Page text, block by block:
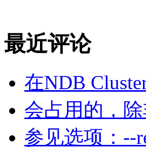
最近评论
在NDB
会占用的，
参见选项：--